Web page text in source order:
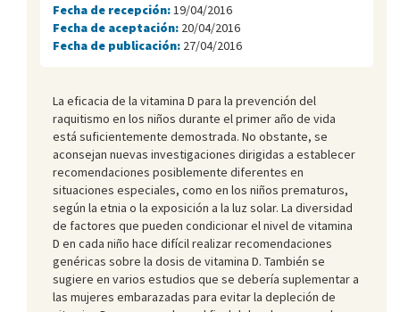
Fecha de recepción: 19/04/2016
Fecha de aceptación: 20/04/2016
Fecha de publicación: 27/04/2016
La eficacia de la vitamina D para la prevención del
raquitismo en los niños durante el primer año de vida
está suficientemente demostrada. No obstante, se
aconsejan nuevas investigaciones dirigidas a establecer
recomendaciones posiblemente diferentes en
situaciones especiales, como en los niños prematuros,
según la etnia o la exposición a la luz solar. La diversidad
de factores que pueden condicionar el nivel de vitamina
D en cada niño hace difícil realizar recomendaciones
genéricas sobre la dosis de vitamina D. También se
sugiere en varios estudios que se debería suplementar a
las mujeres embarazadas para evitar la depleción de